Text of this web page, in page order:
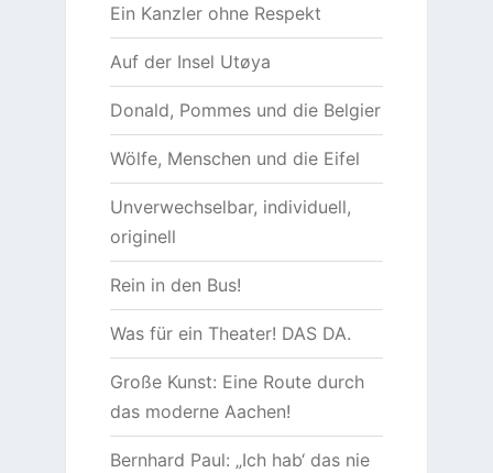
Ein Kanzler ohne Respekt
Auf der Insel Utøya
Donald, Pommes und die Belgier
Wölfe, Menschen und die Eifel
Unverwechselbar, individuell,
originell
Rein in den Bus!
Was für ein Theater! DAS DA.
Große Kunst: Eine Route durch
das moderne Aachen!
Bernhard Paul: „Ich hab‘ das nie